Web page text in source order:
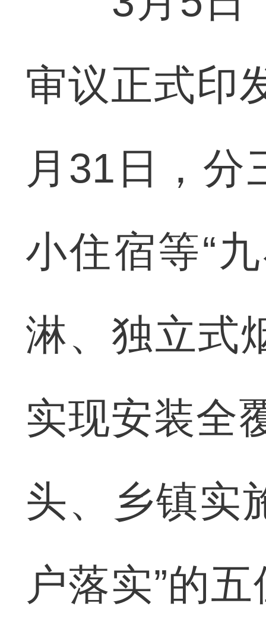
审议正式印
月31日，分
小住宿等“
淋、独立式
实现安装全
头、乡镇实
户落实”的